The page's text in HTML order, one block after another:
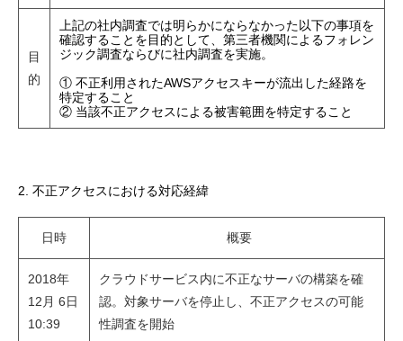
目
的
上記の社内調査では明らかにならなかった以下の事項を
確認することを目的として、第三者機関によるフォレン
ジック調査ならびに社内調査を実施。
① 不正利用されたAWSアクセスキーが流出した経路を
特定すること
② 当該不正アクセスによる被害範囲を特定すること
2. 不正アクセスにおける対応経緯
日時 概要
2018年
12月 6日
10:39
クラウドサービス内に不正なサーバの構築を確
認。対象サーバを停止し、不正アクセスの可能
性調査を開始